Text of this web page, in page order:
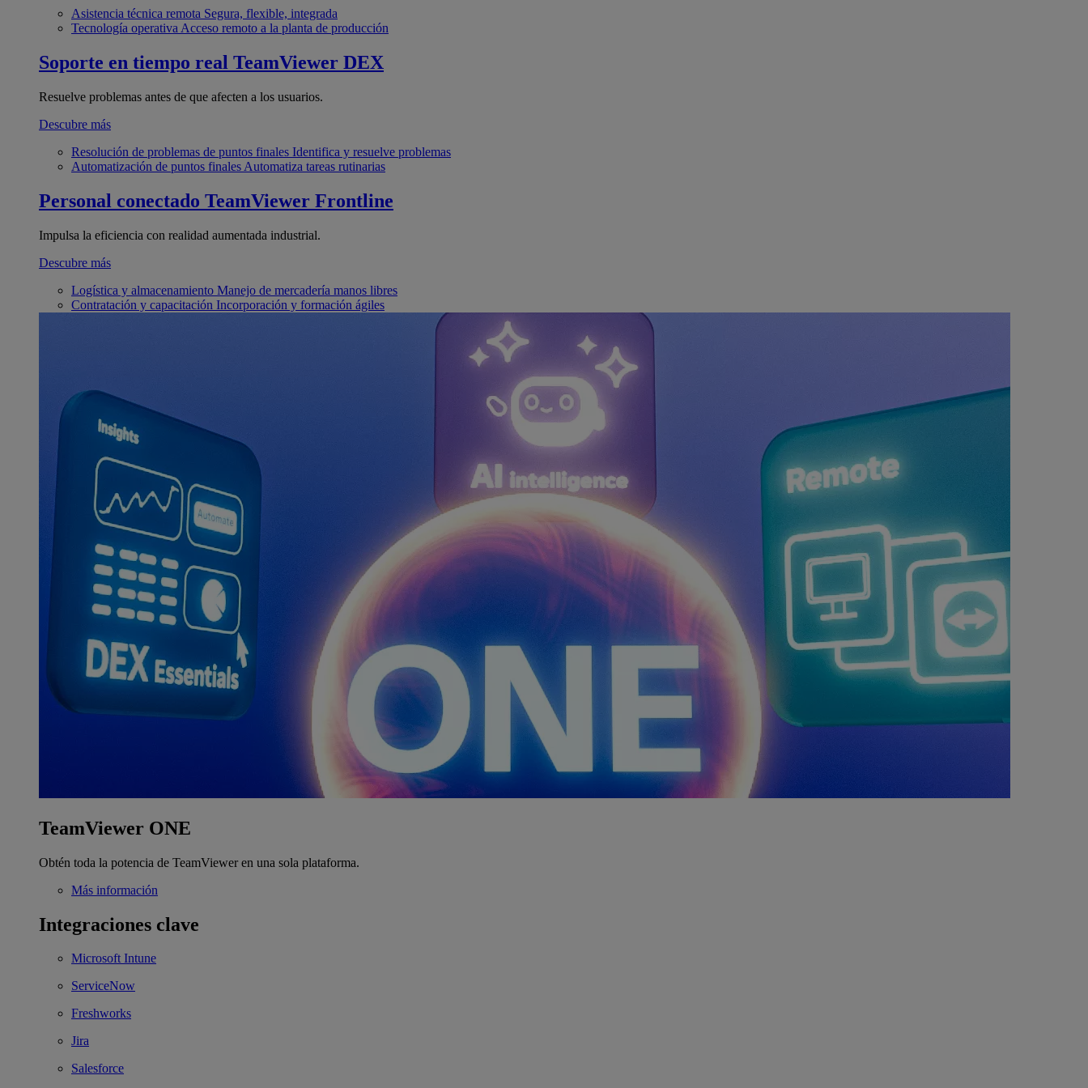
Asistencia técnica remota Segura, flexible, integrada
Tecnología operativa Acceso remoto a la planta de producción
Soporte en tiempo real TeamViewer DEX
Resuelve problemas antes de que afecten a los usuarios.
Descubre más
Resolución de problemas de puntos finales Identifica y resuelve problemas
Automatización de puntos finales Automatiza tareas rutinarias
Personal conectado TeamViewer Frontline
Impulsa la eficiencia con realidad aumentada industrial.
Descubre más
Logística y almacenamiento Manejo de mercadería manos libres
Contratación y capacitación Incorporación y formación ágiles
TeamViewer ONE
Obtén toda la potencia de TeamViewer en una sola plataforma.
Más información
Integraciones clave
Microsoft Intune
ServiceNow
Freshworks
Jira
Salesforce